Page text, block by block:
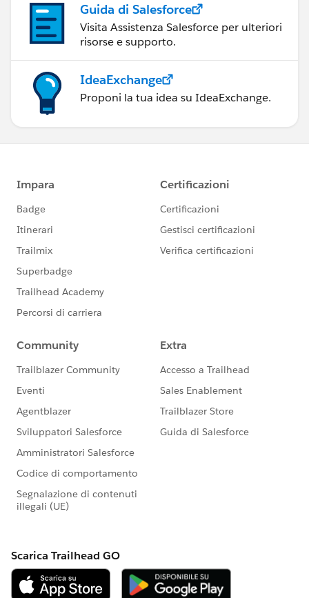
Guida di Salesforce
Visita Assistenza Salesforce per ulteriori
risorse e supporto.
IdeaExchange
Proponi la tua idea su IdeaExchange.